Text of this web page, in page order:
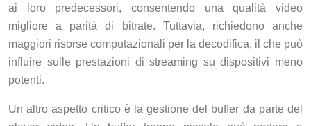
ai loro predecessori, consentendo una qualità video
migliore a parità di bitrate. Tuttavia, richiedono anche
maggiori risorse computazionali per la decodifica, il che può
influire sulle prestazioni di streaming su dispositivi meno
potenti.
Un altro aspetto critico è la gestione del buffer da parte del